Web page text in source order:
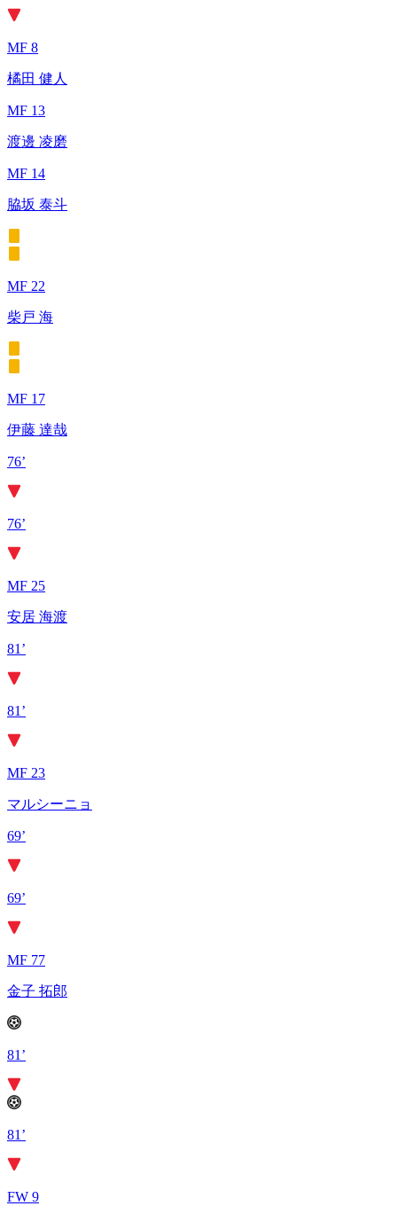
MF 8
橘田 健人
MF 13
渡邊 凌磨
MF 14
脇坂 泰斗
MF 22
柴戸 海
MF 17
伊藤 達哉
76’
76’
MF 25
安居 海渡
81’
81’
MF 23
マルシーニョ
69’
69’
MF 77
金子 拓郎
81’
81’
FW 9